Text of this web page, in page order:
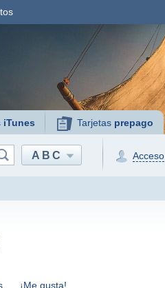
iTunes Tarjetas prepago
ABC Acceso
¡Me gusta!